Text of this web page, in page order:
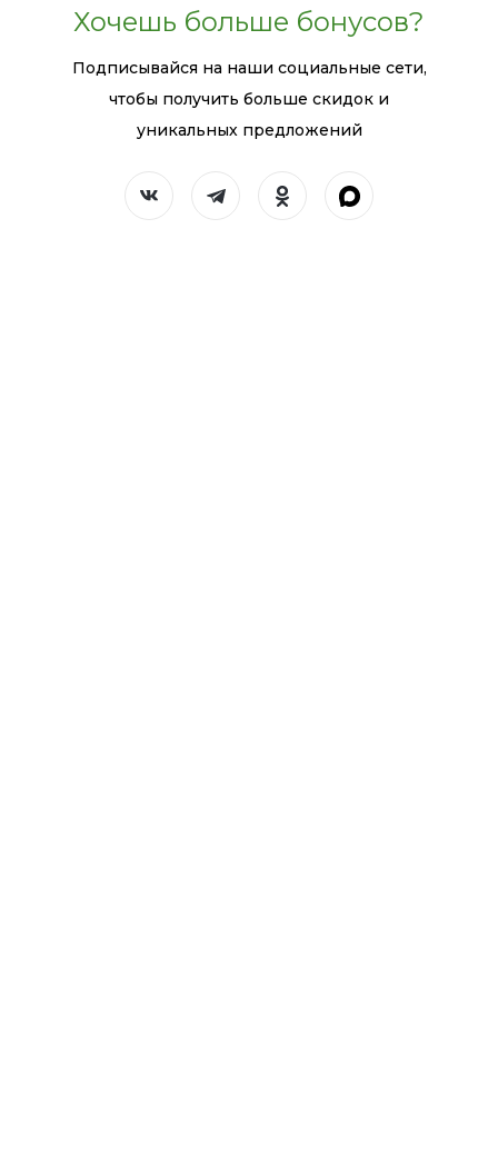
Хочешь больше бонусов?
Подписывайся на наши социальные сети,
чтобы получить больше скидок и
уникальных предложений